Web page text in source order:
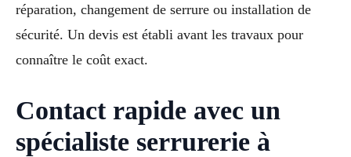
réparation, changement de serrure ou installation de
sécurité. Un devis est établi avant les travaux pour
connaître le coût exact.
Contact rapide avec un
spécialiste serrurerie à